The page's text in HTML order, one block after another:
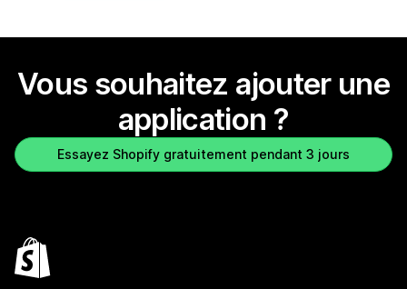
Vous souhaitez ajouter une
application ?
Essayez Shopify gratuitement pendant 3 jours